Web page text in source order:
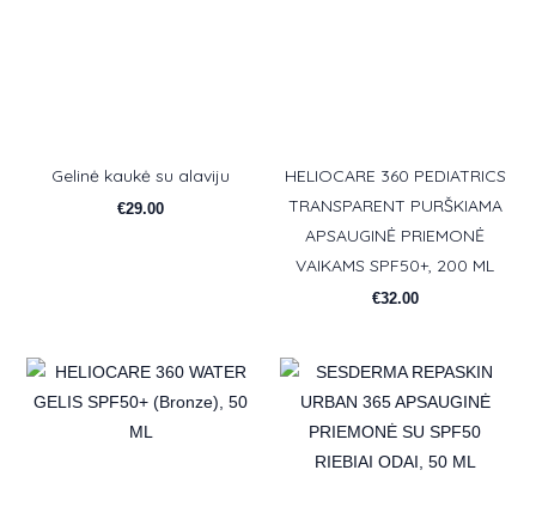
Gelinė kaukė su alaviju
€29.00
HELIOCARE 360 PEDIATRICS
TRANSPARENT PURŠKIAMA
APSAUGINĖ PRIEMONĖ
VAIKAMS SPF50+, 200 ML
€32.00